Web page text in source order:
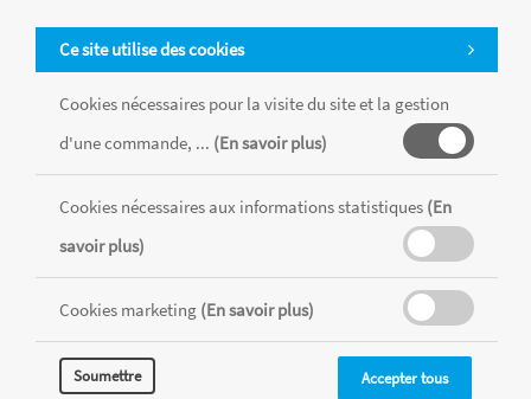
Ce site utilise des cookies
Cookies nécessaires pour la visite du site et la gestion
d'une commande, ... (En savoir plus)
Cookies nécessaires aux informations statistiques (En
savoir plus)
Cookies marketing (En savoir plus)
Soumettre Accepter tous